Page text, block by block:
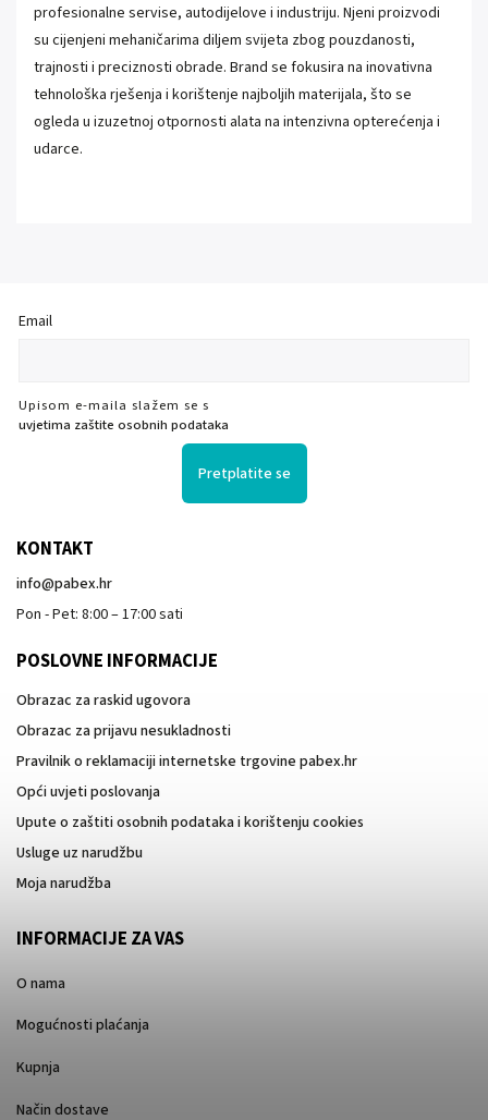
profesionalne servise, autodijelove i industriju. Njeni proizvodi
su cijenjeni mehaničarima diljem svijeta zbog pouzdanosti,
trajnosti i preciznosti obrade. Brand se fokusira na inovativna
tehnološka rješenja i korištenje najboljih materijala, što se
ogleda u izuzetnoj otpornosti alata na intenzivna opterećenja i
udarce.
Email
Upisom e-maila slažem se s
uvjetima zaštite osobnih podataka
Pretplatite se
KONTAKT
info@pabex.hr
Pon - Pet: 8:00 – 17:00 sati
POSLOVNE INFORMACIJE
Obrazac za raskid ugovora
Obrazac za prijavu nesukladnosti
Pravilnik o reklamaciji internetske trgovine pabex.hr
Opći uvjeti poslovanja
Upute o zaštiti osobnih podataka i korištenju cookies
Usluge uz narudžbu
Moja narudžba
INFORMACIJE ZA VAS
O nama
Mogućnosti plaćanja
Kupnja
Način dostave